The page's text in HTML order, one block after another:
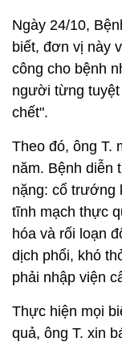
Ngày 24/10,
biết, đơn vị này
công cho bệnh
người từng
chết".
Theo đó, ông T.
năm. Bệnh diễn
nặng: cổ trướng
tĩnh mạch thực
hóa và rối loạn
dịch phổi, khó
phải nhập viện
Thực hiện mọi
quả, ông T. xin